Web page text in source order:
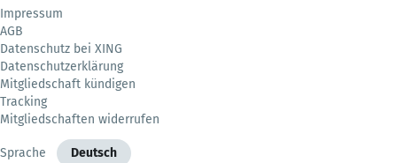
Impressum
AGB
Datenschutz bei XING
Datenschutzerklärung
Mitgliedschaft kündigen
Tracking
Mitgliedschaften widerrufen
Sprache Deutsch